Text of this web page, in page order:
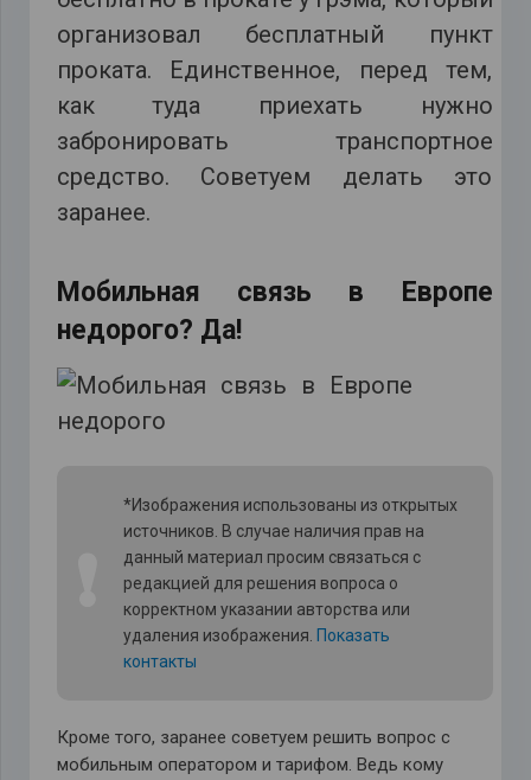
организовал бесплатный пункт
проката. Единственное, перед тем,
как туда приехать нужно
забронировать транспортное
средство. Советуем делать это
заранее.
Мобильная связь в Европе
недорого? Да!
*Изображения использованы из открытых
источников. В случае наличия прав на
данный материал просим связаться с
редакцией для решения вопроса о
корректном указании авторства или
удаления изображения. Показать
контакты
Кроме того, заранее советуем решить вопрос с
мобильным оператором и тарифом. Ведь кому